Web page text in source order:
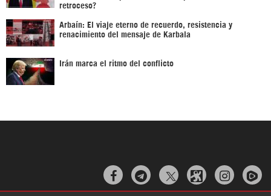
retroceso?
Arbaín: El viaje eterno de recuerdo, resistencia y
renacimiento del mensaje de Karbala
Irán marca el ritmo del conflicto
  